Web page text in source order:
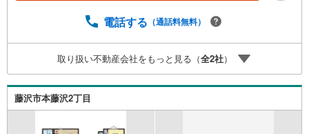
ローン残高】【住宅購入者だけが加入できる無料の生命保
多くなる【教育費】住宅を買った後から始まる【住宅ロー
ン返済】65歳以上から必要になる【老後の費用負担】住宅
探しの【このタイミング】で不安な部分を明確にしていき
ませんか？？ --------------
電話する （通話料無料）
取り扱い不動産会社をもっと見る（全2社）
藤沢市本藤沢2丁目